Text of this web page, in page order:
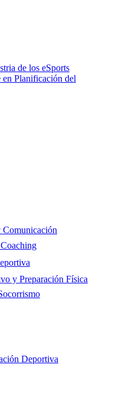
de los eSports
en Planificación del
y Preparación Física
Deportiva